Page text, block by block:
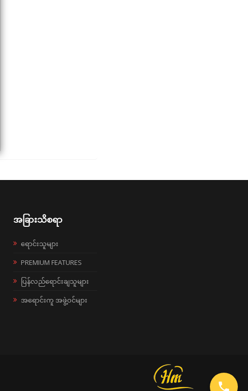
အခြားသိစရာ
ရောင်းသူများ
PREMIUM FEATURES
ပြန်လည်ရောင်းချသူများ
အရောင်းကူ အဖွဲ့ဝင်များ